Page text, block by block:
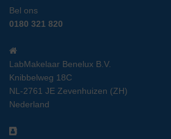
Bel ons
0180 321 820
LabMakelaar Benelux B.V.
Knibbelweg 18C
NL-2761 JE Zevenhuizen (ZH)
Nederland